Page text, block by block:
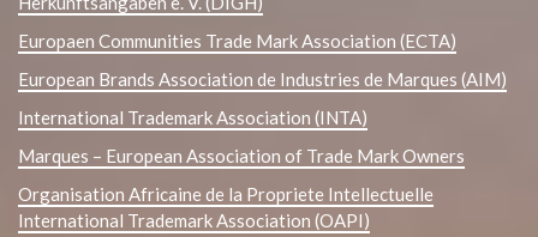
Europaen Communities Trade Mark Association (ECTA)
European Brands Association de Industries de Marques (AIM)
International Trademark Association (INTA)
Marques – European Association of Trade Mark Owners
Organisation Africaine de la Propriete Intellectuelle
International Trademark Association (OAPI)